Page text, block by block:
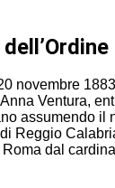
novembre
Ventura,
assumendo il
Reggio
dal